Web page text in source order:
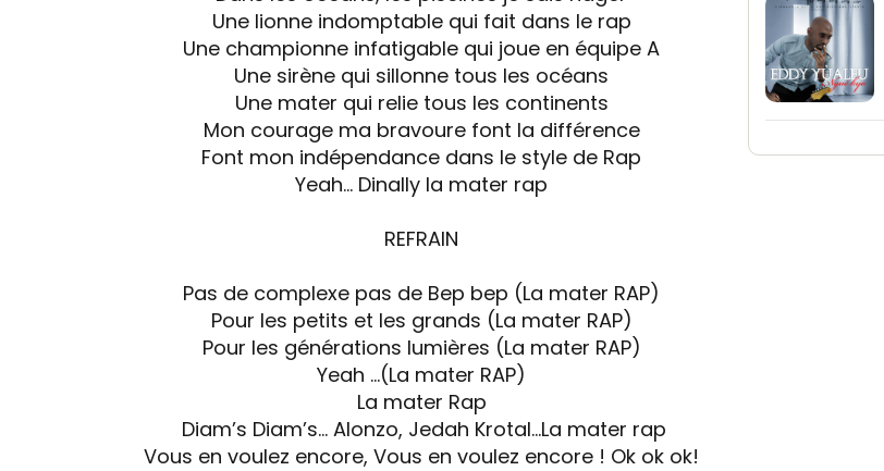
Une lionne indomptable qui fait dans le rap
Une championne infatigable qui joue en équipe A
Une sirène qui sillonne tous les océans
Une mater qui relie tous les continents
Mon courage ma bravoure font la différence
Font mon indépendance dans le style de Rap
Yeah… Dinally la mater rap
REFRAIN
Pas de complexe pas de Bep bep (La mater RAP)
Pour les petits et les grands (La mater RAP)
Pour les générations lumières (La mater RAP)
Yeah …(La mater RAP)
La mater Rap
Diam’s Diam’s… Alonzo, Jedah Krotal…La mater rap
Vous en voulez encore, Vous en voulez encore ! Ok ok ok!